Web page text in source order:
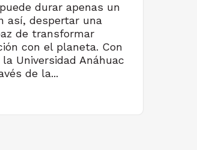
durar apenas un
así, despertar una
de transformar
con el planeta. Con
Universidad Anáhuac
de la...